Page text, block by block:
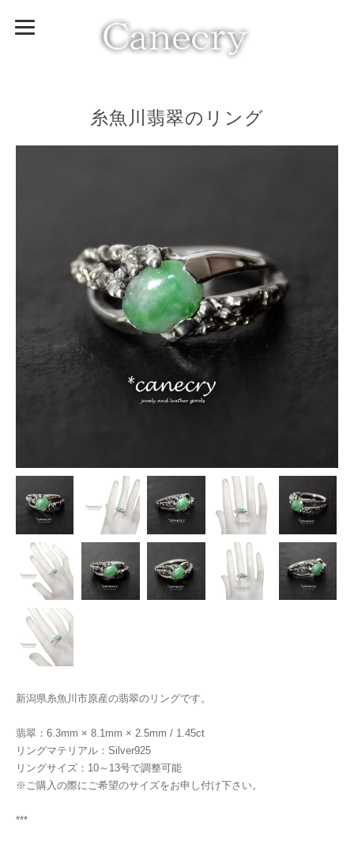
糸魚川翡翠のリング
新潟県糸魚川市原産の翡翠のリングです。
翡翠：6.3mm × 8.1mm × 2.5mm / 1.45ct
リングマテリアル：Silver925
リングサイズ：10～13号で調整可能
※ご購入の際にご希望のサイズをお申し付け下さい。
***